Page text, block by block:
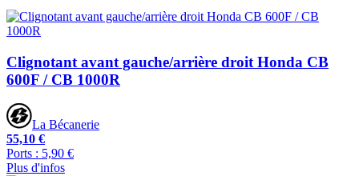
Clignotant avant gauche/arrière droit Honda CB
600F / CB 1000R
La Bécanerie
55,10 €
Ports : 5,90 €
Plus d'infos